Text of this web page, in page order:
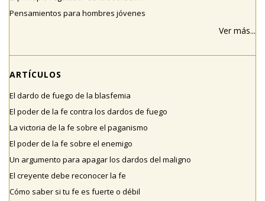
Pensamientos para hombres jóvenes
Ver más...
ARTÍCULOS
El dardo de fuego de la blasfemia
El poder de la fe contra los dardos de fuego
La victoria de la fe sobre el paganismo
El poder de la fe sobre el enemigo
Un argumento para apagar los dardos del maligno
El creyente debe reconocer la fe
Cómo saber si tu fe es fuerte o débil